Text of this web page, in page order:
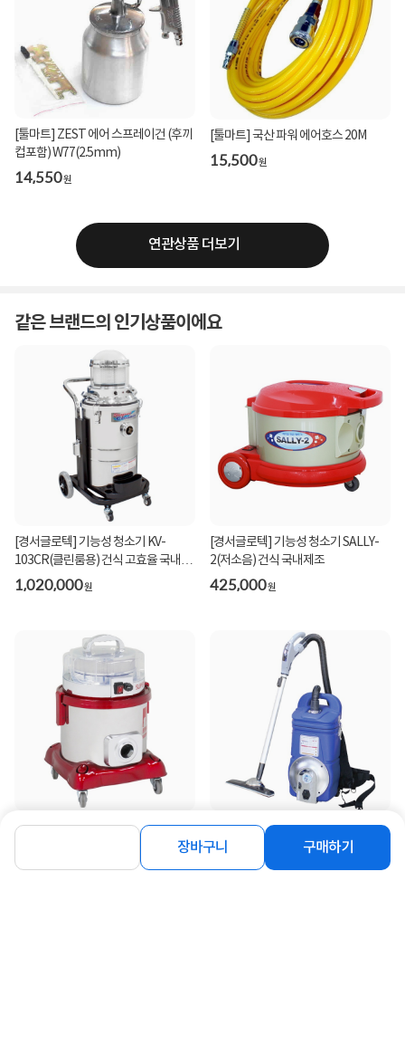
장바구니 구매하기
[툴마트] ZEST 에어 스프레이건 (후끼
컵포함) W77(2.5mm)
14,550원
[툴마트] 국산 파워 에어호스 20M
15,500원
연관상품 더보기
같은 브랜드의 인기상품이에요
[경서글로텍] 기능성 청소기 KV-
103CR(클린룸용) 건식 고효율 국내제
조
1,020,000원
[경서글로텍] 기능성 청소기 SALLY-
2(저소음) 건식 국내제조
425,000원
[경서글로텍] 기능성 청소기 SC-
210CR(클린룸용) 건식 고효율 국내제
조578,000원
[경서글로텍] 기능성 청소기 SC-
501(멜방형) 건식 국내제조
425,000원